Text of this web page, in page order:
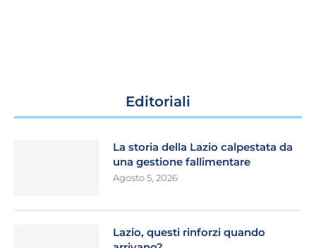
Editoriali
La storia della Lazio calpestata da
una gestione fallimentare
Agosto 5, 2026
Lazio, questi rinforzi quando